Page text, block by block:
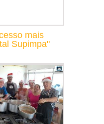
mais
Supimpa"